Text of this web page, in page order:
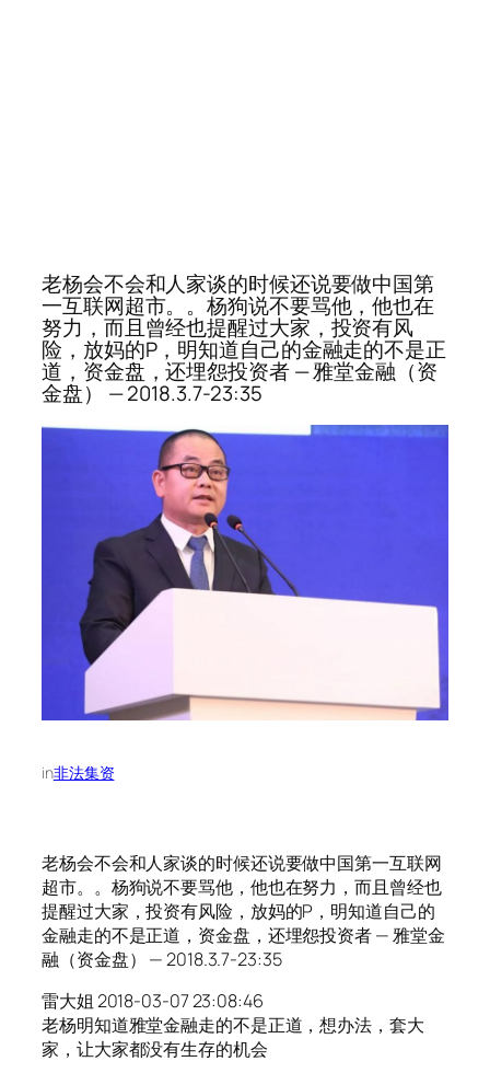
老杨会不会和人家谈的时候还说要做中国第
一互联网超市。。杨狗说不要骂他，他也在
努力，而且曾经也提醒过大家，投资有风
险，放妈的P，明知道自己的金融走的不是正
道，资金盘，还埋怨投资者 — 雅堂金融（资
金盘） — 2018.3.7-23:35
in非法集资
老杨会不会和人家谈的时候还说要做中国第一互联网
超市。。杨狗说不要骂他，他也在努力，而且曾经也
提醒过大家，投资有风险，放妈的P，明知道自己的
金融走的不是正道，资金盘，还埋怨投资者 — 雅堂金
融（资金盘） — 2018.3.7-23:35
雷大姐 2018-03-07 23:08:46
老杨明知道雅堂金融走的不是正道，想办法，套大
家，让大家都没有生存的机会